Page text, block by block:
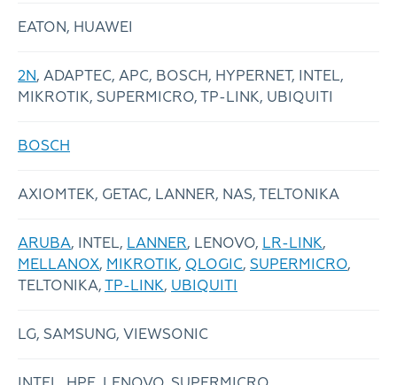
EATON, HUAWEI
2N, ADAPTEC, APC, BOSCH, HYPERNET, INTEL,
MIKROTIK, SUPERMICRO, TP-LINK, UBIQUITI
BOSCH
AXIOMTEK, GETAC, LANNER, NAS, TELTONIKA
ARUBA, INTEL, LANNER, LENOVO, LR-LINK,
MELLANOX, MIKROTIK, QLOGIC, SUPERMICRO,
TELTONIKA, TP-LINK, UBIQUITI
LG, SAMSUNG, VIEWSONIC